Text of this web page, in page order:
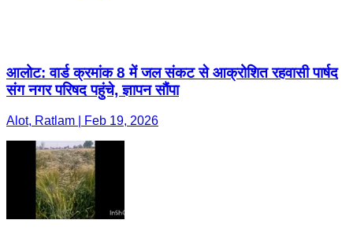
आलोट: वार्ड क्रमांक 8 में जल संकट से आक्रोशित रहवासी पार्षद
संग नगर परिषद पहुंचे, ज्ञापन सौंपा
Alot, Ratlam | Feb 19, 2026